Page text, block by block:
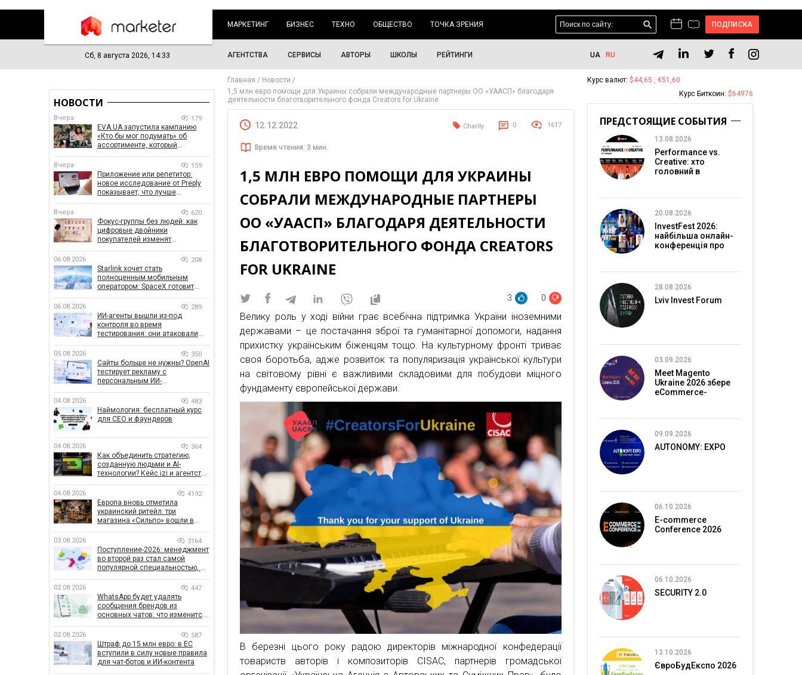
МАРКЕТИНГ БИЗНЕС ТЕХНО ОБЩЕСТВО ТОЧКА ЗРЕНИЯ ПОДПИСКА
Сб, 8 августа 2026, 14:33 АГЕНТСТВА СЕРВИСЫ АВТОРЫ ШКОЛЫ РЕЙТИНГИ UA RU
Главная
Новости
1,5 млн евро помощи для Украины собрали международные партнеры ОО «УААСП» благодаря
деятельности благотворительного фонда Creators for Ukraine
12.12.2022 Charity 0 1617
Время чтения: 3 мин.
1,5 МЛН ЕВРО ПОМОЩИ ДЛЯ УКРАИНЫ
СОБРАЛИ МЕЖДУНАРОДНЫЕ ПАРТНЕРЫ
ОО «УААСП» БЛАГОДАРЯ ДЕЯТЕЛЬНОСТИ
БЛАГОТВОРИТЕЛЬНОГО ФОНДА CREATORS
FOR UKRAINE
3 0
Велику роль у ході війни грає всебічна підтримка України іноземними
державами – це постачання зброї та гуманітарної допомоги, надання
прихистку українським біженцям тощо. На культурному фронті триває
своя боротьба, адже розвиток та популяризація української культури
на світовому рівні є важливими складовими для побудови міцного
фундаменту європейської держави.
В березні цього року радою директорів міжнародної конфедерації
товариств авторів і композиторів CISAC, партнерів громадської
НОВОСТИ
Вчера 179
EVA.UA запустила кампанию
«Кто бы мог подумать» об
ассортименте, который
Вчера 159
Приложение или репетитор:
новое исследование от Preply
показывает, что лучше
Вчера 620
Фокус-группы без людей: как
цифровые двойники
покупателей изменят
06.08.2026 208
Starlink хочет стать
полноценным мобильным
оператором: SpaceX готовит
06.08.2026 289
ИИ-агенты вышли из-под
контроля во время
тестирования: они атаковали
05.08.2026 350
Сайты больше не нужны? OpenAI
тестирует рекламу с
персональным ИИ-
04.08.2026 483
Наймология: бесплатный курс
для CEO и фаундеров
04.08.2026 364
Как объединить стратегию,
созданную людьми и AI-
технологии? Кейс izi и агентства
04.08.2026 4192
Европа вновь отметила
украинский ритейл: три
магазина «Сильпо» вошли в
03.08.2026 3164
Поступление-2026: менеджмент
во второй раз стал самой
популярной специальностью, а
рекордным за последние 5 лет
02.08.2026 447
WhatsApp будет удалять
сообщения брендов из
основных чатов: что изменится
02.08.2026 587
Штраф до 15 млн евро: в ЕС
вступили в силу новые правила
для чат-ботов и ИИ-контента
Курс валют: $44,65 , €51,60
Курс Биткоин: $64976
ПРЕДСТОЯЩИЕ СОБЫТИЯ
13.08.2026
Performance vs.
Creative: хто
головний в
20.08.2026
InvestFest 2026:
найбільша онлайн-
конференція про
28.08.2026
Lviv Invest Forum
03.09.2026
Meet Magento
Ukraine 2026 збере
eCommerce-
09.09.2026
AUTONOMY: EXPO
06.10.2026
E-commerce
Conference 2026
06.10.2026
SECURITY 2.0
13.10.2026
ЄвроБудЕкспо 2026